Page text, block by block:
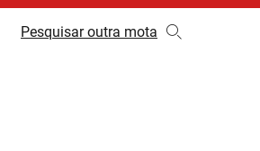
Pesquisar outra mota